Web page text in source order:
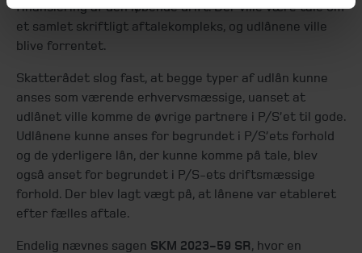
finansiering af den løbende drift. Der ville være tale om
et samlet skriftligt aftalekompleks, og udlånene ville
blive forrentet.
Skatterådet slog fast, at begge typer af udlån kunne
anses som værende erhvervsmæssige, uanset at
udlånet ville komme de øvrige partnere i P/S’et til gode.
Udlånene kunne anses for begrundet i P/S’ets forhold
og de yderligere lån, der kunne komme på tale, blev
også anset for begrundet i P/S-ets driftsmæssige
forhold. Der blev lagt vægt på, at lånene var etableret
efter fælles aftale.
Endelig nævnes sagen SKM 2023-59 SR, hvor en